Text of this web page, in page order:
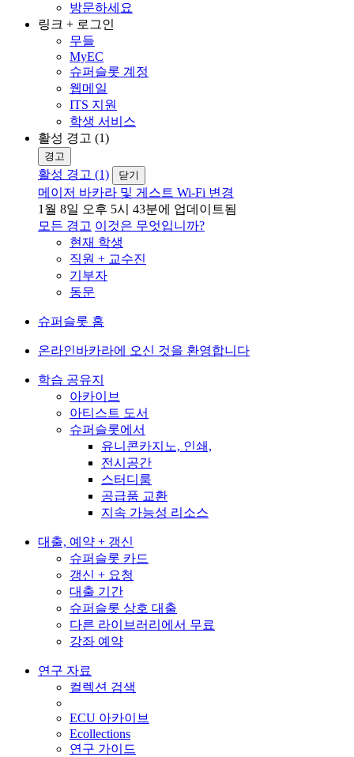
방문하세요
링크 + 로그인
무들
MyEC
슈퍼슬롯 계정
웹메일
ITS 지원
학생 서비스
활성 경고 (1)
경고
활성 경고 (1) 닫기
메이저 바카라 및 게스트 Wi-Fi 변경
1월 8일 오후 5시 43분에 업데이트됨
모든 경고 이것은 무엇입니까?
현재 학생
직원 + 교수진
기부자
동문
슈퍼슬롯 홈
온라인바카라에 오신 것을 환영합니다
학습 공유지
아카이브
아티스트 도서
슈퍼슬롯에서
유니콘카지노, 인쇄,
전시공간
스터디룸
공급품 교환
지속 가능성 리소스
대출, 예약 + 갱신
슈퍼슬롯 카드
갱신 + 요청
대출 기간
슈퍼슬롯 상호 대출
다른 라이브러리에서 무료
강좌 예약
연구 자료
컬렉션 검색
ECU 아카이브
Ecollections
연구 가이드